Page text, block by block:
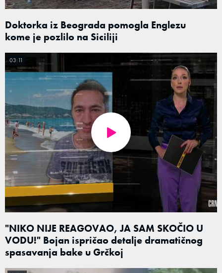
Doktorka iz Beograda pomogla Englezu
kome je pozlilo na Siciliji
"NIKO NIJE REAGOVAO, JA SAM SKOČIO U
VODU!" Bojan ispričao detalje dramatičnog
spasavanja bake u Grčkoj
03:11